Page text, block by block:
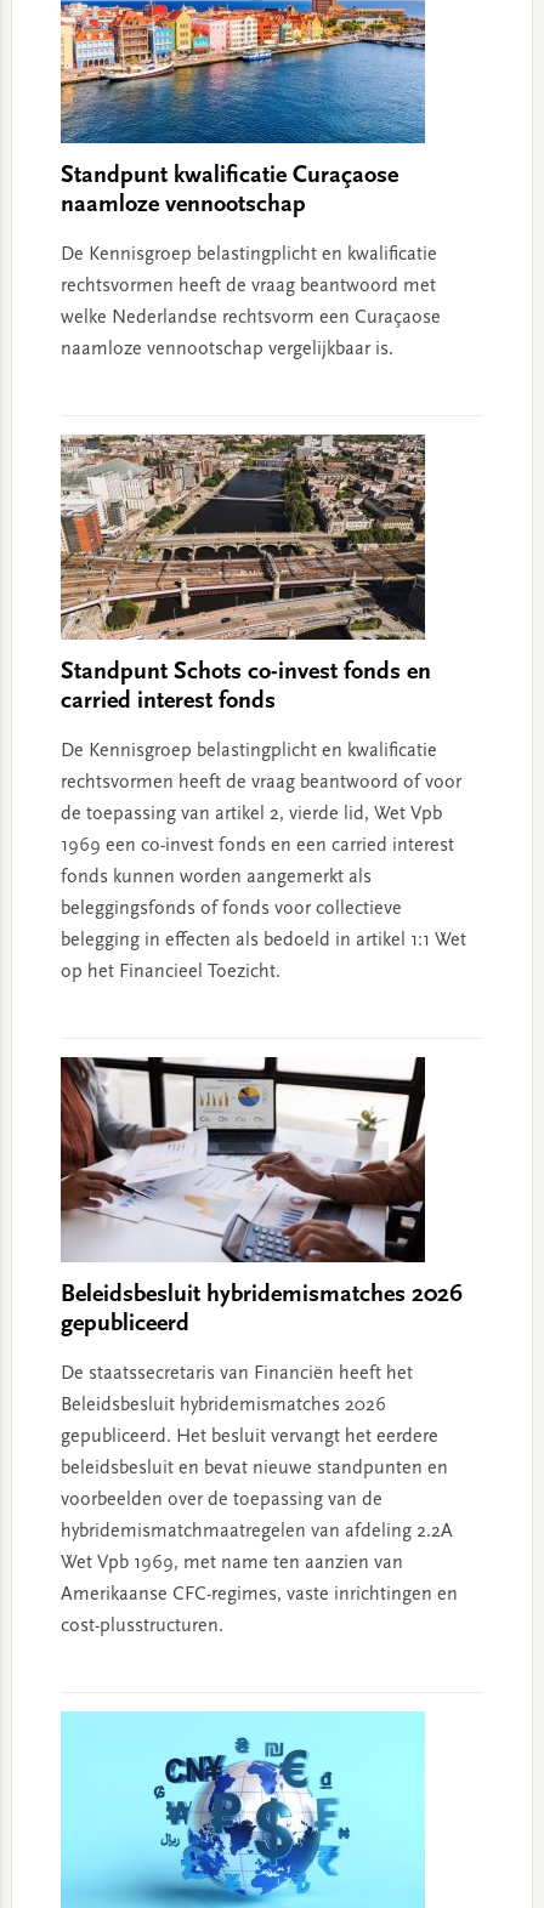
Standpunt kwalificatie Curaçaose
naamloze vennootschap
De Kennisgroep belastingplicht en kwalificatie
rechtsvormen heeft de vraag beantwoord met
welke Nederlandse rechtsvorm een Curaçaose
naamloze vennootschap vergelijkbaar is.
Standpunt Schots co-invest fonds en
carried interest fonds
De Kennisgroep belastingplicht en kwalificatie
rechtsvormen heeft de vraag beantwoord of voor
de toepassing van artikel 2, vierde lid, Wet Vpb
1969 een co-invest fonds en een carried interest
fonds kunnen worden aangemerkt als
beleggingsfonds of fonds voor collectieve
belegging in effecten als bedoeld in artikel 1:1 Wet
op het Financieel Toezicht.
Beleidsbesluit hybridemismatches 2026
gepubliceerd
De staatssecretaris van Financiën heeft het
Beleidsbesluit hybridemismatches 2026
gepubliceerd. Het besluit vervangt het eerdere
beleidsbesluit en bevat nieuwe standpunten en
voorbeelden over de toepassing van de
hybridemismatchmaatregelen van afdeling 2.2A
Wet Vpb 1969, met name ten aanzien van
Amerikaanse CFC-regimes, vaste inrichtingen en
cost-plusstructuren.